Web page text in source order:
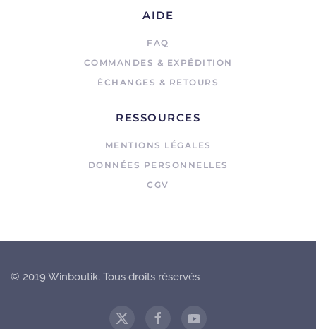
AIDE
FAQ
COMMANDES & EXPÉDITION
ÉCHANGES & RETOURS
RESSOURCES
MENTIONS LÉGALES
DONNÉES PERSONNELLES
CGV
© 2019 Winboutik, Tous droits réservés